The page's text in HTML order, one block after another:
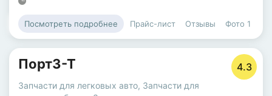
Посмотреть подробнее Прайс-лист Отзывы Фото 1
Порт3-Т 4.3
Запчасти для легковых авто, Запчасти для